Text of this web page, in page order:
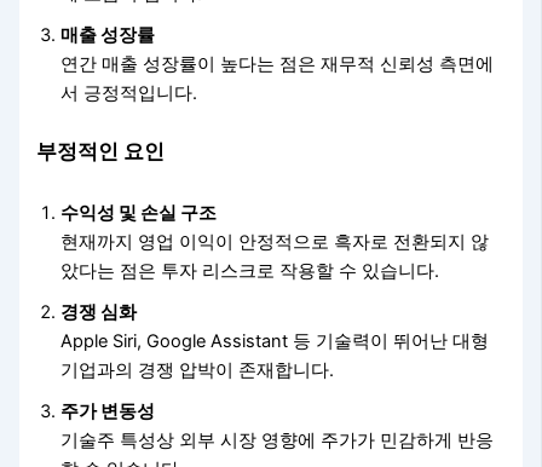
매출 성장률
연간 매출 성장률이 높다는 점은 재무적 신뢰성 측면에
서 긍정적입니다.
부정적인 요인
수익성 및 손실 구조
현재까지 영업 이익이 안정적으로 흑자로 전환되지 않
았다는 점은 투자 리스크로 작용할 수 있습니다.
경쟁 심화
Apple Siri, Google Assistant 등 기술력이 뛰어난 대형
기업과의 경쟁 압박이 존재합니다.
주가 변동성
기술주 특성상 외부 시장 영향에 주가가 민감하게 반응